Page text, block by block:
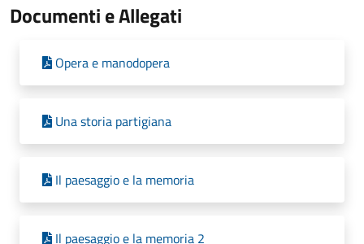
Documenti e Allegati
Opera e manodopera
Una storia partigiana
Il paesaggio e la memoria
Il paesaggio e la memoria 2